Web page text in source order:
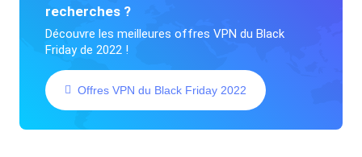
recherches ?
Découvre les meilleures offres VPN du Black
Friday de 2022 !
Offres VPN du Black Friday 2022